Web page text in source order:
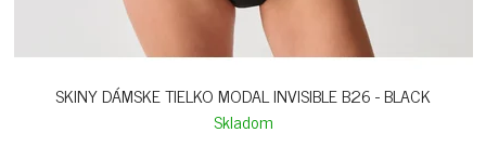
SKINY DÁMSKE TIELKO MODAL INVISIBLE B26 - BLACK
Skladom